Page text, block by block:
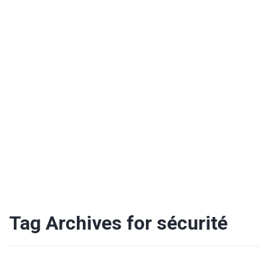
Tag Archives for sécurité